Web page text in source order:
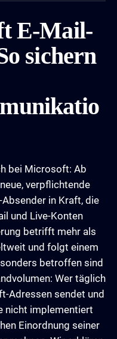
E-Mail-
sichern
bei Microsoft: Ab
verpflichtende
in Kraft, die
und Live-Konten
betrifft mehr als
und folgt einem
betroffen sind
Wer täglich
Adressen sendet und
nicht implementiert
Einordnung seiner